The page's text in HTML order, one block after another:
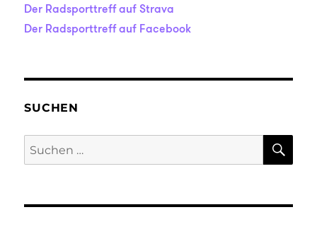
Der Radsporttreff auf Strava
Der Radsporttreff auf Facebook
SUCHEN
Suche
nach: